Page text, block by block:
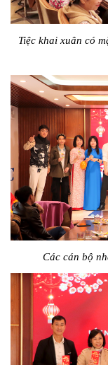
Tiệc khai xuân có
Các cán bộ